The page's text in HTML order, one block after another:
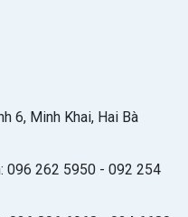
6, Minh Khai, Hai Bà
096 262 5950 - 092 254